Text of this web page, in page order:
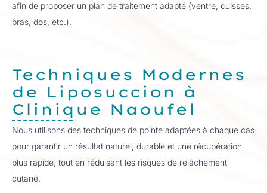
afin de proposer un plan de traitement adapté (ventre, cuisses,
bras, dos, etc.).
Techniques Modernes
de Liposuccion à
Clinique Naoufel
Nous utilisons des techniques de pointe adaptées à chaque cas
pour garantir un résultat naturel, durable et une récupération
plus rapide, tout en réduisant les risques de relâchement
cutané.